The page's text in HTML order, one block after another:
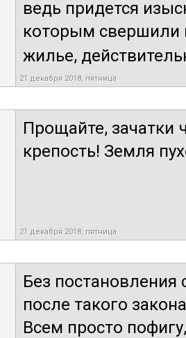
ведь придется
которым свершили
жилье,
21 декабря 2018, пятница
Прощайте, зачатки
крепость! Земля
21 декабря 2018, пятница
Без постановления
после такого
Всем просто